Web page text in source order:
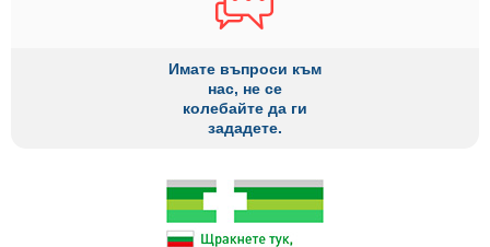
Имате въпроси към
нас, не се
колебайте да ги
зададете.